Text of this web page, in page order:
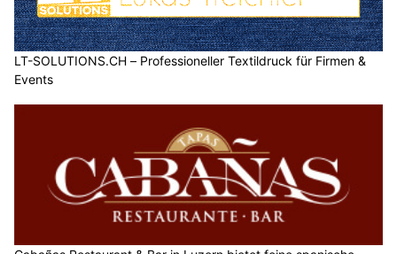
LT-SOLUTIONS.CH – Professioneller Textildruck für Firmen &
Events